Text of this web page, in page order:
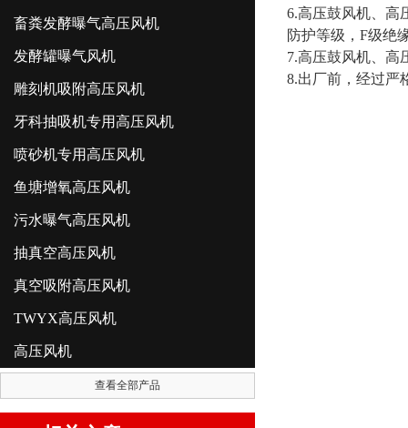
畜粪发酵曝气高压风机
发酵罐曝气风机
雕刻机吸附高压风机
牙科抽吸机专用高压风机
喷砂机专用高压风机
鱼塘增氧高压风机
污水曝气高压风机
抽真空高压风机
真空吸附高压风机
TWYX高压风机
高压风机
查看全部产品
6.高压鼓风机、高
防护等级，F级绝
7.高压鼓风机、高
8.出厂前，经过严